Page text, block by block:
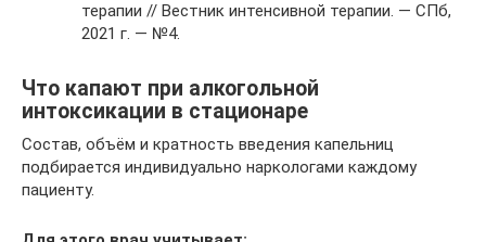
терапии // Вестник интенсивной терапии. ― СПб,
2021 г. ― №4.
Что капают при алкогольной
интоксикации в стационаре
Состав, объём и кратность введения капельниц
подбирается индивидуально наркологами каждому
пациенту.